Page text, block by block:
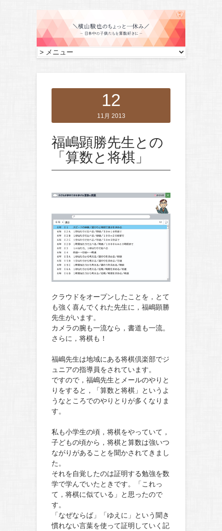
12
11月 2013
福嶋顕勝先生との
「算数と将棋」
クラウドをオープンしたことを，とて
も強く喜んでくれた先生に，福嶋顕勝
先生がいます。
カメラの腕も一流なら，書道も一流。
さらに，将棋も！
福嶋先生は地域にある将棋倶楽部でジ
ュニアの指導員をされています。
ですので，福嶋先生とメールのやりと
りをすると，「算数と将棋」というよ
うなところでのやりとりが多くなりま
す。
私も小学生の頃，将棋をやっていて，
子どもの頃から，将棋と算数は強いつ
ながりがあることを聞かされてきまし
た。
それを自覚したのは証明する勉強を数
学で学んでいたときです。「これっ
て，将棋に似ている」と思ったので
す。
「なぜならば」「ゆえに」という聞き
慣れない言葉を使って証明していく記